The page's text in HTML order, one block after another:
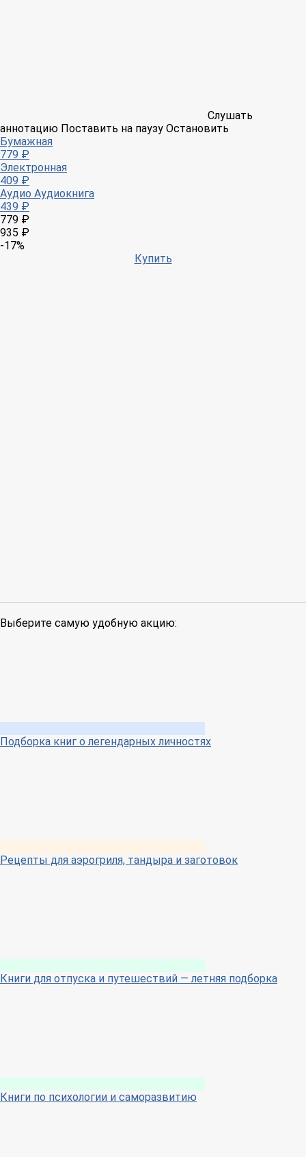
Слушать
аннотацию Поставить на паузу Остановить
Бумажная
779 ₽
Электронная
409 ₽
Аудио Аудиокнига
439 ₽
779 ₽
935 ₽
-17%
Купить
Выберите самую удобную акцию:
Подборка книг о легендарных личностях
Рецепты для аэрогриля, тандыра и заготовок
Книги для отпуска и путешествий — летняя подборка
Книги по психологии и саморазвитию